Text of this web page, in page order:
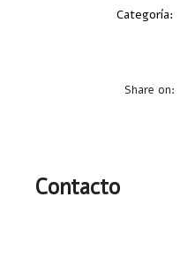
Categoría:
Share on:
Contacto